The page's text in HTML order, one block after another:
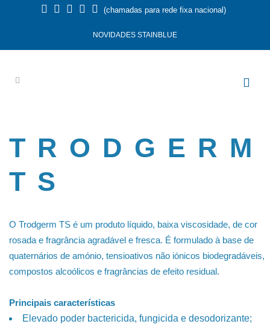
(chamadas para rede fixa nacional)
NOVIDADES STAINBLUE
TRODGERM
TS
O Trodgerm TS é um produto líquido, baixa viscosidade, de cor
rosada e fragrância agradável e fresca. É formulado à base de
quaternários de amónio, tensioativos não iónicos biodegradáveis,
compostos alcoólicos e fragrâncias de efeito residual.
Principais características
Elevado poder bactericida, fungicida e desodorizante;